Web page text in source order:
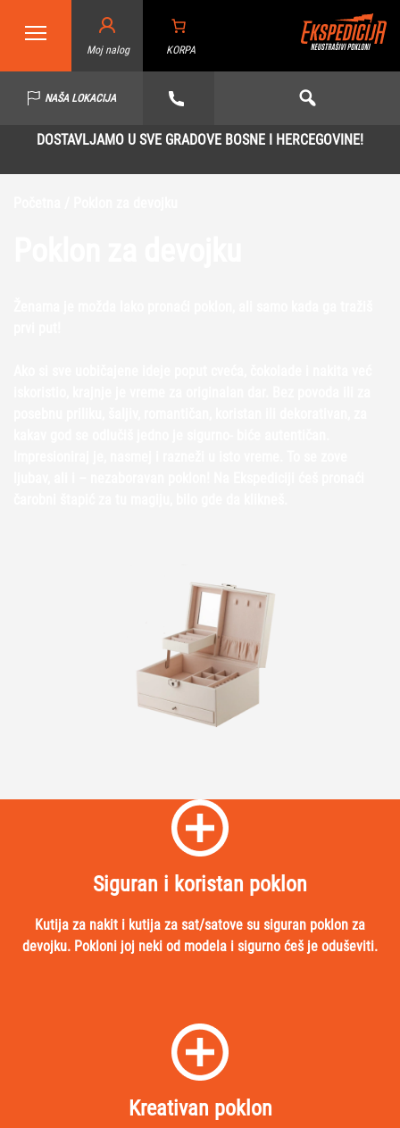
Moj nalog KORPA
NAŠA LOKACIJA
DOSTAVLJAMO U SVE GRADOVE BOSNE I HERCEGOVINE!
Siguran i koristan poklon
Kutija za nakit i kutija za sat/satove su siguran poklon za
devojku. Pokloni joj neki od modela i sigurno ćeš je oduševiti.
Kreativan poklon